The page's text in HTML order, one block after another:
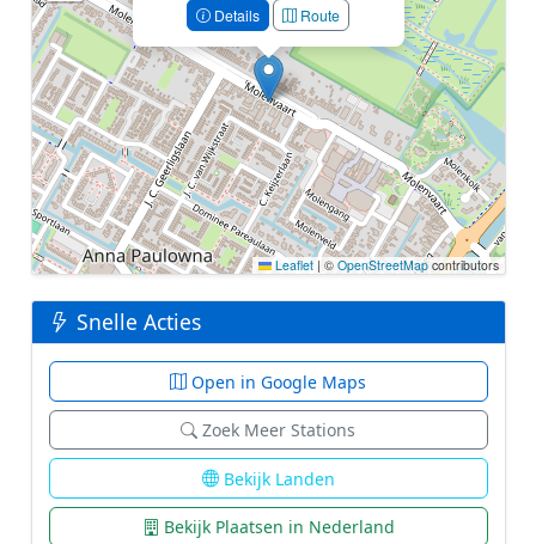
Details Route
Leaflet | © OpenStreetMapcontributors
Snelle Acties
Open in Google Maps
Zoek Meer Stations
Bekijk Landen
Bekijk Plaatsen in Nederland